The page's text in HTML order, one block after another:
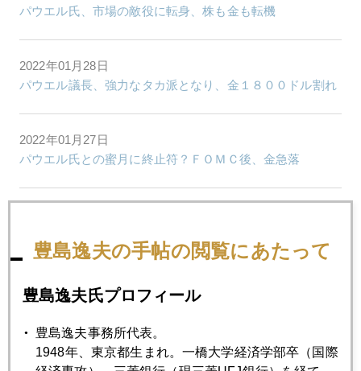
パウエル氏、市場の敵役に転身、株も金も転機
2022年01月28日
パウエル議長、強力なタカ派となり、金１８００ドル割れ
2022年01月27日
パウエル氏との蜜月に終止符？ＦＯＭＣ後、金急落
2022年01月25日
ウクライナ「有事」に備える東欧諸国
2022年01月24日
豊島逸夫の手帖の閲覧にあたって
豊島逸夫氏プロフィール
豊島逸夫事務所代表。
1948年、東京都生まれ。一橋大学経済学部卒（国際